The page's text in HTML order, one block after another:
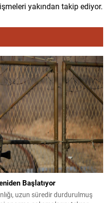
yakından takip ediyor.
Başlatıyor
uzun süredir durdurulmuş